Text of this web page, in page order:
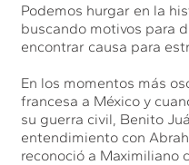
Podemos hurgar en la
buscando motivos para
encontrar causa para
En los momentos más
francesa a México y
su guerra civil, Benito
entendimiento con
reconoció a Maximiliano